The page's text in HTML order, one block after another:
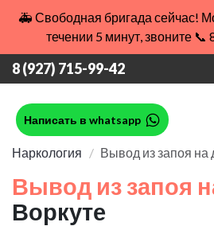
🚑 Свободная бригада сейчас!
течении 5 минут, звоните
8 (927) 715-99-42
Написать в whatsapp
Наркология Вывод из запоя на
Вывод из запоя
Воркуте